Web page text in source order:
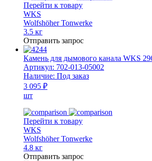
Перейти к товару
WKS
Wolfshöher Tonwerke
3.5 кг
Отправить запрос
Камень для дымового канала WKS
Артикул: 702-013-05002
Наличие: Под заказ
3 095 ₽
шт
Перейти к товару
WKS
Wolfshöher Tonwerke
4.8 кг
Отправить запрос